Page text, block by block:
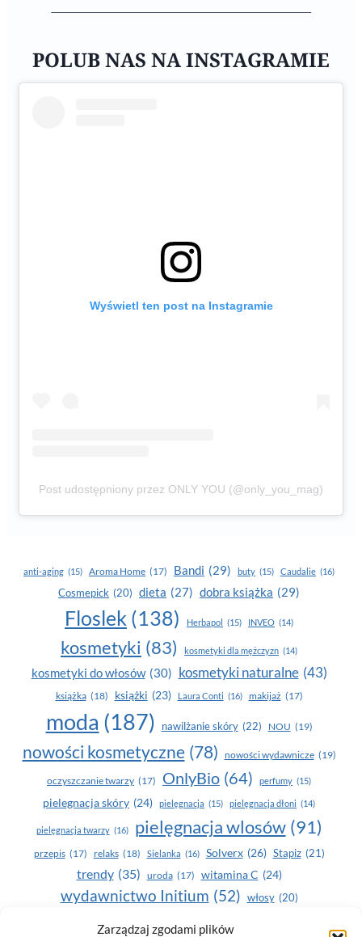
Zarządzaj zgodami plików
POLUB NAS NA INSTAGRAMIE
Wyświetl ten post na Instagramie
Post udostępniony przez ONLY YOU (@only_you_mag)
anti-aging (15) Aroma Home (17) Bandi (29) buty (15) Caudalie (16)
Cosmepick (20) dieta (27) dobra książka (29)
Floslek (138) Herbapol (15) INVEO (14)
kosmetyki (83) kosmetyki dla mężczyzn (14)
kosmetyki do włosów (30) kosmetyki naturalne (43)
książka (18) książki (23) Laura Conti (16) makijaż (17)
moda (187) nawilżanie skóry (22) NOU (19)
nowości kosmetyczne (78) nowości wydawnicze (19)
oczyszczanie twarzy (17) OnlyBio (64) perfumy (15)
pielegnacja skóry (24) pielęgnacja (15) pielęgnacja dłoni (14)
pielęgnacja twarzy (16) pielęgnacja wlosów (91)
przepis (17) relaks (18) Sielanka (16) Solverx (26) Stapiz (21)
trendy (35) uroda (17) witamina C (24)
wydawnictwo Initium (52) włosy (20)
Yasumi(164) zdrowe zęby